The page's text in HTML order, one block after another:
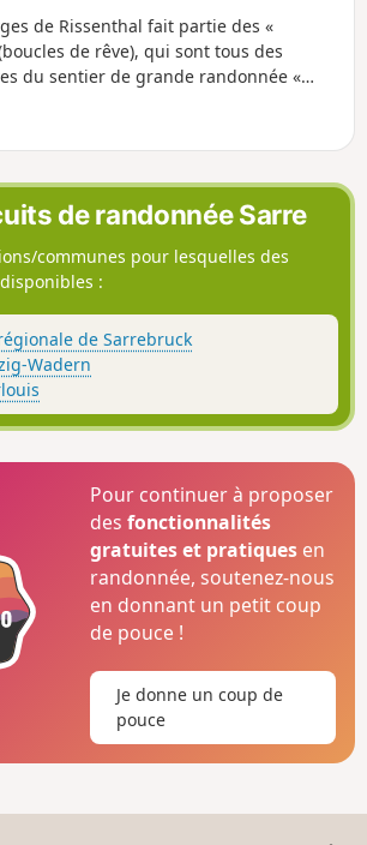
de Rissenthal fait partie des «
de rêve), qui sont tous des
du sentier de grande randonnée «
de onze kilomètres traverse cinq
Gräten » dans la région. On traverse
des forêts de lianes semblables à une
vergers colorés, et on a une vue
sarroise.
de randonnée Sarre
communes pour lesquelles des
:
de Sarrebruck
Wadern
Pour continuer à proposer
desfonctionnalités
gratuites et pratiques en
randonnée, soutenez-nous
en donnant un petit coup
de pouce !
Je donne un coup de
pouce